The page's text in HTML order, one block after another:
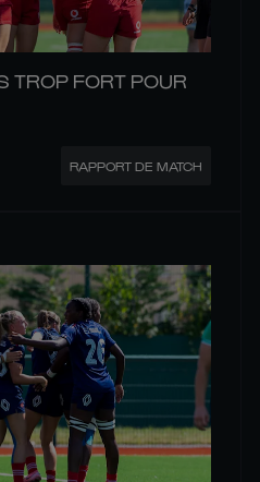
TROP FORT POUR
RAPPORT DE MATCH